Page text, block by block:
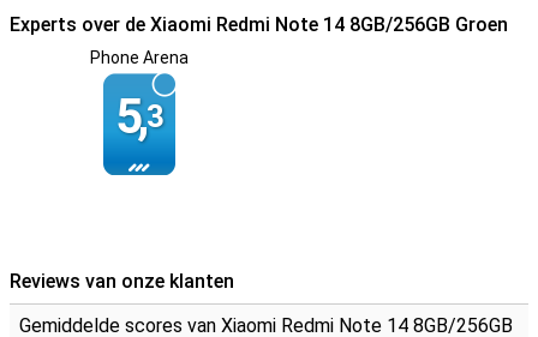
Experts over de Xiaomi Redmi Note 14 8GB/256GB Groen
Phone Arena
5,3
Reviews van onze klanten
Gemiddelde scores van Xiaomi Redmi Note 14 8GB/256GB